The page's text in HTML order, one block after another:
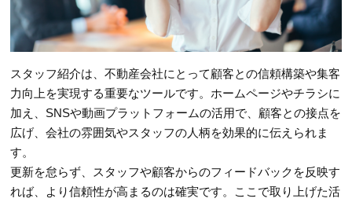
スタッフ紹介は、不動産会社にとって顧客との信頼構築や集客
力向上を実現する重要なツールです。ホームページやチラシに
加え、SNSや動画プラットフォームの活用で、顧客との接点を
広げ、会社の雰囲気やスタッフの人柄を効果的に伝えられま
す。
更新を怠らず、スタッフや顧客からのフィードバックを反映す
れば、より信頼性が高まるのは確実です。ここで取り上げた活